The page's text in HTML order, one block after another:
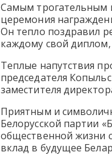
Самым трогательным
церемония
Он тепло поздравил
каждому свой
Теплые напутствия
председателя
заместителя
Приятным и
Белорусской партии
общественной жизни
вклад в будущее